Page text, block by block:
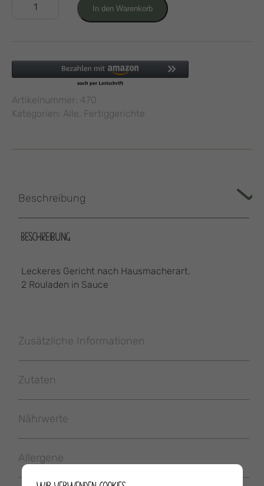
In den Warenkorb
Artikelnummer: 470
Kategorien: Alle, Fertiggerichte
Beschreibung
BESCHREIBUNG
Leckeres Gericht nach Hausmacherart.
2 Rouladen in Sauce
Zusätzliche Informationen
Zutaten
Nährwerte
Allergene